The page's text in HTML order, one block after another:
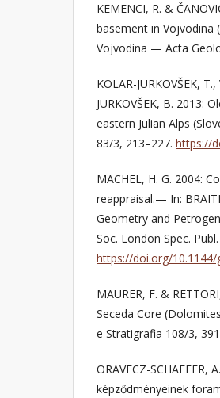
KEMENCI, R. &
basement in Vojvodina
Vojvodina — Acta
KOLAR-JURKOVŠEK,
JURKOVŠEK, B. 2013:
eastern Julian Alps
83/3, 213–227. https://
MACHEL, H. G. 2004:
reappraisal.— In:
Geometry and
Soc. London Spec.
https://doi.org/10.1144/
MAURER, F. &
Seceda Core
e Stratigrafia 108/3,
ORAVECZ-
képződményeinek